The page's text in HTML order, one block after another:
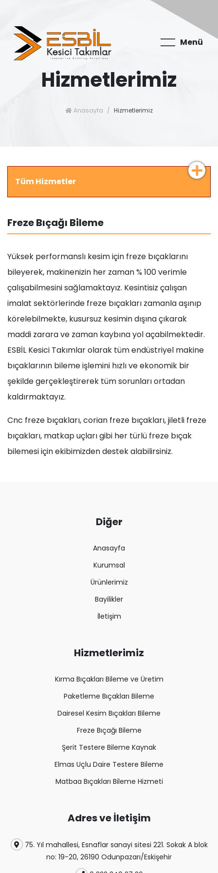
Menü
Hizmetlerimiz
Anasayfa Hizmetlerimiz
Tüm Hizmetler
Freze Bıçağı Bileme
Yüksek performanslı kesim için freze bıçaklarını
bileyerek, makinenizin her zaman % 100 verimle
çalışabilmesini sağlamaktayız. Kesintisiz çalışan
imalat sektörlerinde freze bıçakları zamanla aşınıp
körelebilmekte, kusursuz kesimin dışına çıkarak
maddi zarara ve zaman kaybına yol açabilmektedir.
ESBİL Kesici Takımlar olarak tüm endüstriyel makine
bıçaklarının bileme işlemini hızlı ve ekonomik bir
şekilde gerçekleştirerek tüm sorunları ortadan
kaldırmaktayız.
Cnc freze bıçakları, corian freze bıçakları, jiletli freze
bıçakları, matkap uçları gibi her türlü freze bıçak
bilemesi için ekibimizden destek alabilirsiniz.
Diğer
Anasayfa
Kurumsal
Ürünlerimiz
Bayilikler
İletişim
Hizmetlerimiz
Kırma Bıçakları Bileme ve Üretim
Paketleme Bıçakları Bileme
Dairesel Kesim Bıçakları Bileme
Freze Bıçağı Bileme
Şerit Testere Bileme Kaynak
Elmas Uçlu Daire Testere Bileme
Matbaa Bıçakları Bileme Hizmeti
Adres ve İletişim
75. Yıl mahallesi, Esnaflar sanayi sitesi 221. Sokak A blok
no: 19-20, 26190 Odunpazarı/Eskişehir